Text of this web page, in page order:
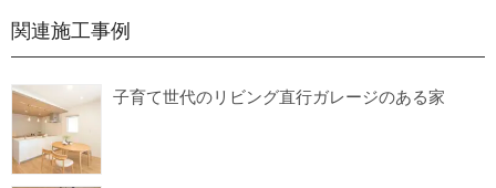
関連施工事例
子育て世代のリビング直行ガレージのある家